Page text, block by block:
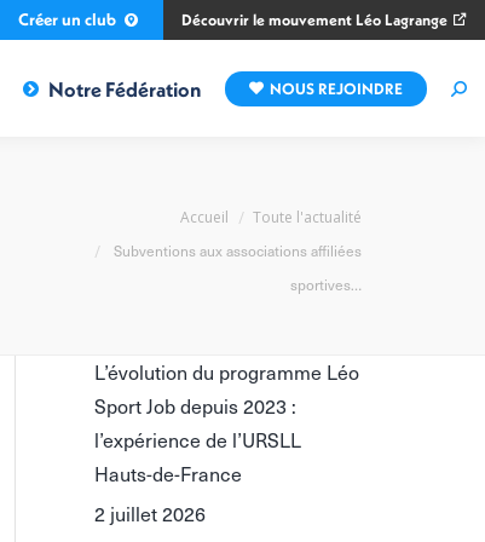
Créer un club Découvrir le mouvement Léo Lagrange
Notre Fédération NOUS REJOINDRE
Vous êtes ici :Accueil Toute l'actualité
Subventions aux associations affiliées
sportives…
L’évolution du programme Léo
Sport Job depuis 2023 :
l’expérience de l’URSLL
Hauts-de-France
2 juillet 2026